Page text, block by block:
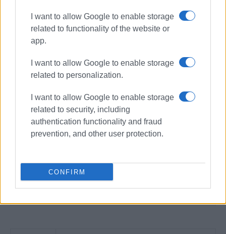
I want to allow Google to enable storage
related to functionality of the website or
app.
I want to allow Google to enable storage
related to personalization.
I want to allow Google to enable storage
related to security, including
authentication functionality and fraud
prevention, and other user protection.
CONFIRM